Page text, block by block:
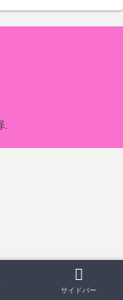
サイドバー